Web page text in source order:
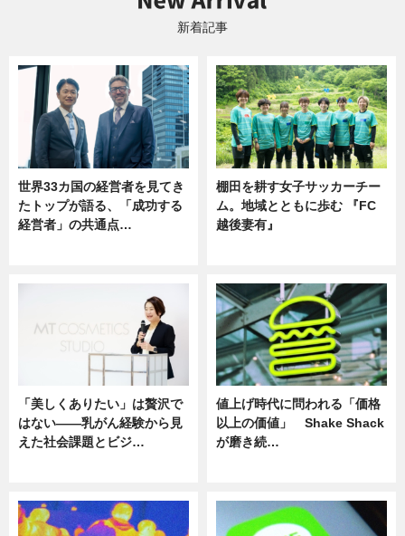
新着記事
世界33カ国の経営者を見てき
たトップが語る、「成功する
経営者」の共通点…
棚田を耕す女子サッカーチー
ム。地域とともに歩む 『FC
越後妻有』
「美しくありたい」は贅沢で
はない――乳がん経験から見
えた社会課題とビジ…
値上げ時代に問われる「価格
以上の価値」 Shake Shack
が磨き続…